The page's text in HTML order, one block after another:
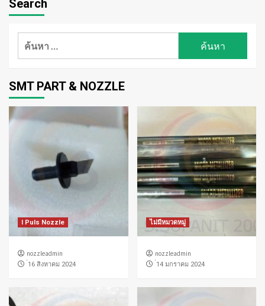
Search
ค้นหา
SMT PART & NOZZLE
I Puls Nozzle
nozzleadmin
่16 สิงหาคม 2024
ไม่มีหมวดหมู่
nozzleadmin
่14 มกราคม 2024